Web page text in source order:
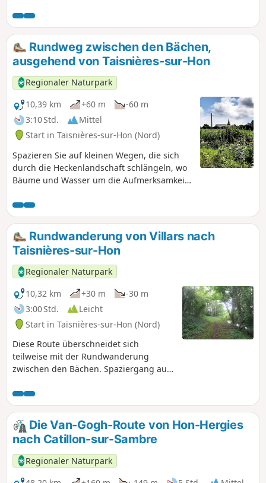
Rundweg zwischen den Bächen,
ausgehend von Taisnières-sur-Hon
Regionaler Naturpark
10,39 km
+60 m
-60 m
3:10 Std.
Mittel
Start in Taisnières-sur-Hon (Nord)
Spazieren Sie auf kleinen Wegen, die sich
durch die Heckenlandschaft schlängeln, wo
Bäume und Wasser um die Aufmerksamkeit
Lebensräume entdecken können.
Rundwanderung von Villars nach
Taisnières-sur-Hon
Regionaler Naturpark
10,32 km
+30 m
-30 m
3:00 Std.
Leicht
Start in Taisnières-sur-Hon (Nord)
Diese Route überschneidet sich
teilweise mit der Rundwanderung
zwischen den Bächen. Spaziergang auf
Heckenlandschaft schlängeln, wo
Bäume und Wasser um die
Aufmerksamkeit wetteifern und man die
Vielfalt der Naturlandschaften
entdecken kann.
Die Van-Gogh-Route von Hon-Hergies
nach Catillon-sur-Sambre
Regionaler Naturpark